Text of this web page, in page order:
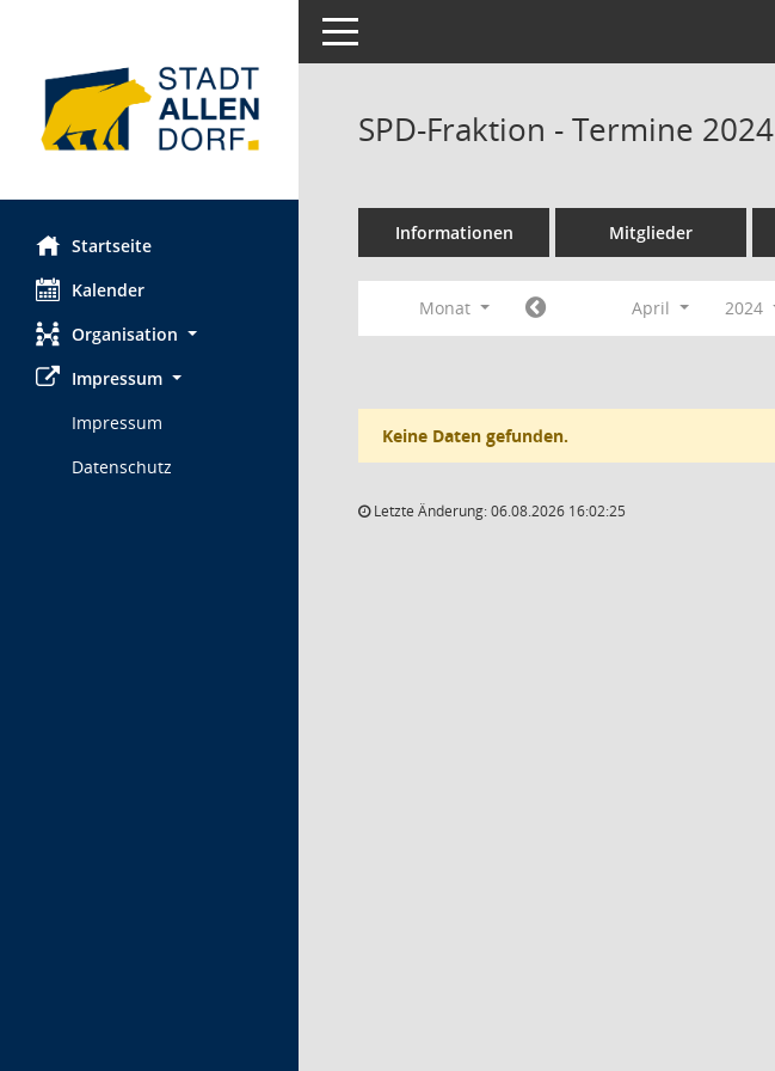
Startseite
Kalender
Organisation
Impressum
Impressum
Datenschutz
Toggle navigation
SPD-Fraktion - Termine 2024
Informationen Mitglieder
Monat April 2024
Keine Daten gefunden.
Letzte Änderung: 06.08.2026 16:02:25